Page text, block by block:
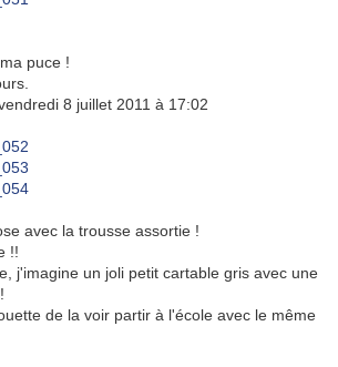
puce !
8 juillet 2011 à 17:02
avec la trousse assortie !
!!
j'imagine un joli petit cartable gris avec une
de la voir partir à l'école avec le même